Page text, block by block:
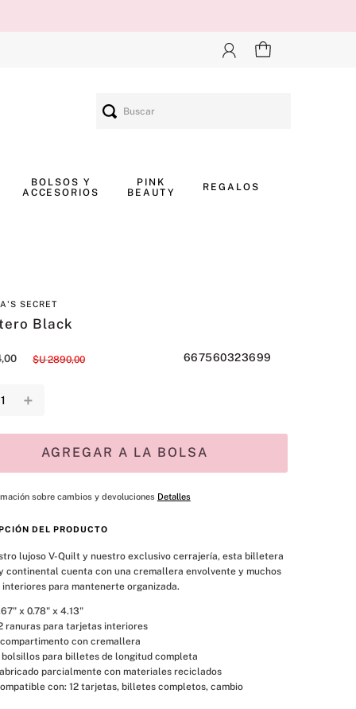
BOLSOS Y
ACCESORIOS
PINK
BEAUTY
REGALOS
SECRET
Black
,00 $U 2890,00 667560323699
＋
AGREGAR A LA BOLSA
sobre cambios y devoluciones Detalles
DEL PRODUCTO
lujoso V-Quilt y nuestro exclusivo cerrajería, esta billetera
continental cuenta con una cremallera envolvente y muchos
para mantenerte organizada.
x 0.78" x 4.13"
ranuras para tarjetas interiores
compartimento con cremallera
bolsillos para billetes de longitud completa
parcialmente con materiales reciclados
con: 12 tarjetas, billetes completos, cambio